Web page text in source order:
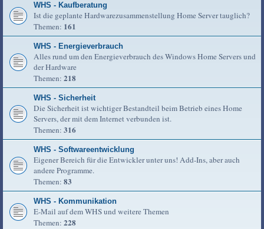
WHS - Kaufberatung
Ist die geplante Hardwarezusammenstellung Home Server tauglich?
Themen: 161
WHS - Energieverbrauch
Alles rund um den Energieverbrauch des Windows Home Servers und
der Hardware
Themen: 218
WHS - Sicherheit
Die Sicherheit ist wichtiger Bestandteil beim Betrieb eines Home
Servers, der mit dem Internet verbunden ist.
Themen: 316
WHS - Softwareentwicklung
Eigener Bereich für die Entwickler unter uns! Add-Ins, aber auch
andere Programme.
Themen: 83
WHS - Kommunikation
E-Mail auf dem WHS und weitere Themen
Themen: 228